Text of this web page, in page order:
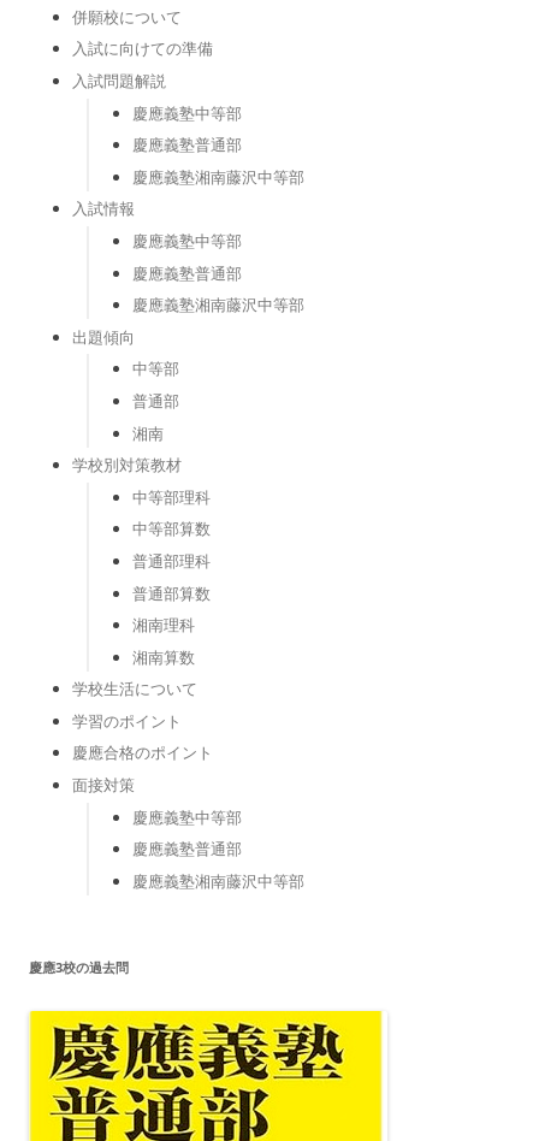
併願校について
入試に向けての準備
入試問題解説
慶應義塾中等部
慶應義塾普通部
慶應義塾湘南藤沢中等部
入試情報
慶應義塾中等部
慶應義塾普通部
慶應義塾湘南藤沢中等部
出題傾向
中等部
普通部
湘南
学校別対策教材
中等部理科
中等部算数
普通部理科
普通部算数
湘南理科
湘南算数
学校生活について
学習のポイント
慶應合格のポイント
面接対策
慶應義塾中等部
慶應義塾普通部
慶應義塾湘南藤沢中等部
慶應3校の過去問